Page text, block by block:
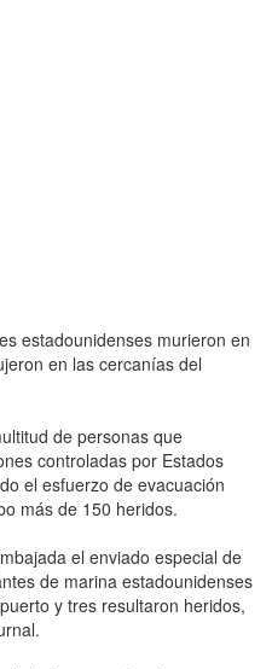
estadounidenses murieron en
en las cercanías del
de personas que
controladas por Estados
el esfuerzo de evacuación
más de 150 heridos.
el enviado especial de
de marina estadounidenses
y tres resultaron heridos,